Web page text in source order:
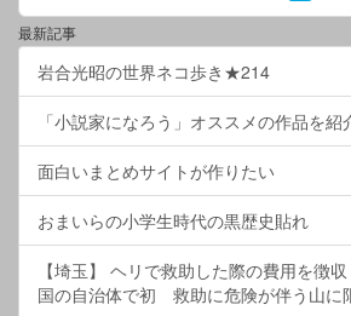
最新記事
岩合光昭の世界ネコ歩き★214
「小説家になろう」オススメの作品を紹
面白いまとめサイトが作りたい
おまいらの小学生時代の黒歴史貼れ
【埼玉】 ヘリで救助した際の費用を
国の自治体で初 救助に危険が伴う山に